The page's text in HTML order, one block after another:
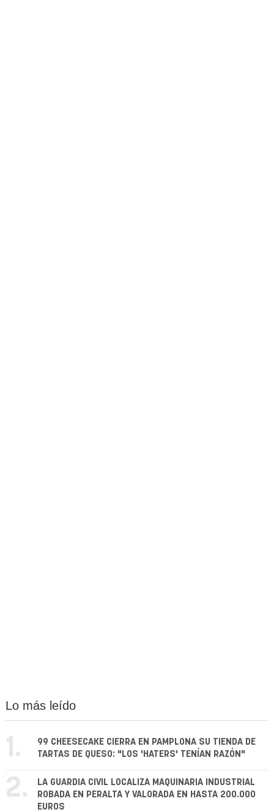
Lo más leído
1.
99 CHEESECAKE CIERRA EN PAMPLONA SU TIENDA DE
TARTAS DE QUESO: "LOS 'HATERS' TENÍAN RAZÓN"
2.
LA GUARDIA CIVIL LOCALIZA MAQUINARIA INDUSTRIAL
ROBADA EN PERALTA Y VALORADA EN HASTA 200.000
EUROS